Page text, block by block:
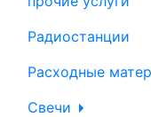
Радиостанции
Расходные
Свечи